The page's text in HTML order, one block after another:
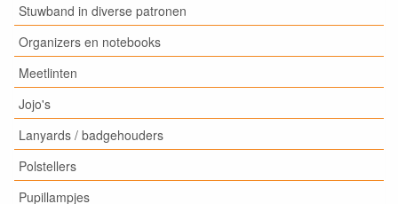
Stuwband in diverse patronen
Organizers en notebooks
Meetlinten
Jojo's
Lanyards / badgehouders
Polstellers
Pupillampjes